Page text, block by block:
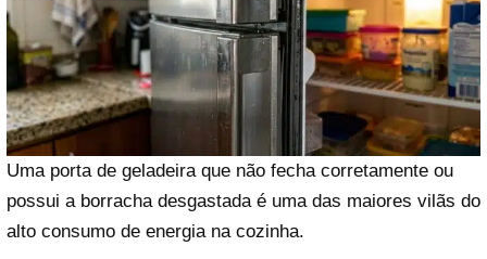
Uma porta de geladeira que não fecha corretamente ou
possui a borracha desgastada é uma das maiores vilãs do
alto consumo de energia na cozinha.